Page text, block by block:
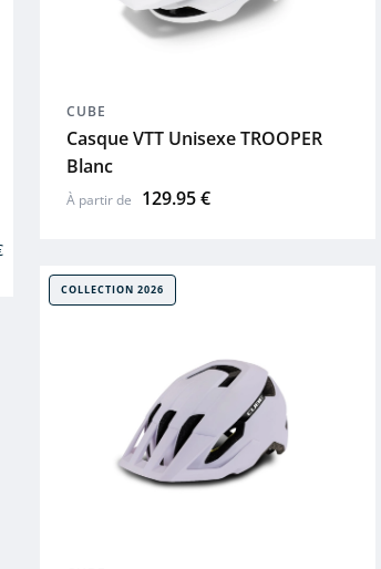
CUBE
Casque VTT Unisexe TROOPER
Blanc
À partir de 129.95 €
COLLECTION 2026